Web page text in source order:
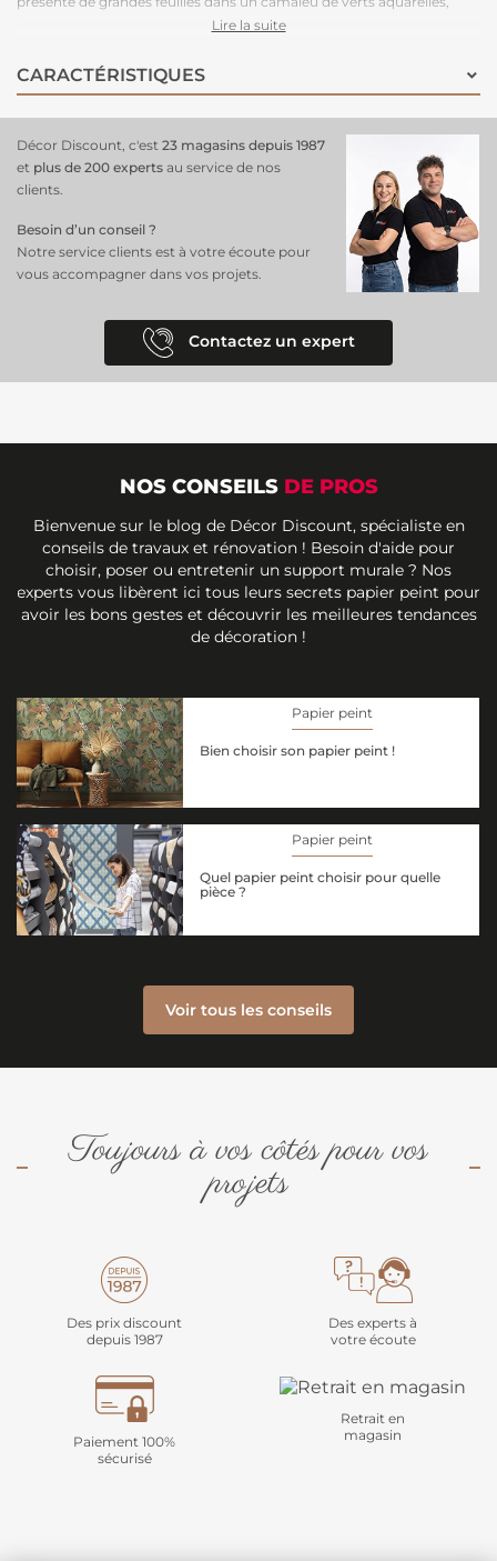
pour créer une atmosphère enveloppante et sensuelle. En cinq lés
naturel et apaisant. Durable et facile à poser, ce papier peint en vinyle
est la solution parfaite pour apporter une touche de verdure
Lire la suite
CARACTÉRISTIQUES
Décor Discount, c'est 23 magasins depuis 1987
et plus de 200 experts au service de nos
clients.
Besoin d’un conseil ?
Notre service clients est à votre écoute pour
vous accompagner dans vos projets.
Contactez un expert
NOS CONSEILS DE PROS
Bienvenue sur le blog de Décor Discount, spécialiste en
conseils de travaux et rénovation ! Besoin d'aide pour
choisir, poser ou entretenir un support murale ? Nos
experts vous libèrent ici tous leurs secrets papier peint pour
avoir les bons gestes et découvrir les meilleures tendances
de décoration !
Papier peint
Bien choisir son papier peint !
Papier peint
Quel papier peint choisir pour quelle
pièce ?
Voir tous les conseils
Toujours à vos côtés pour vos
projets
Des prix discount
depuis 1987
Des experts à
votre écoute
Paiement 100%
sécurisé
Retrait en
magasin